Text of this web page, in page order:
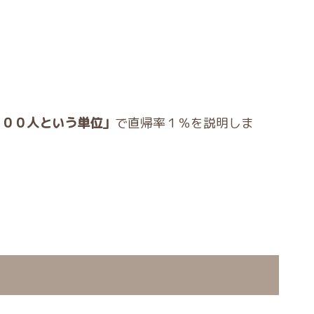
０人という単位」 で直帰率１％を説明しま